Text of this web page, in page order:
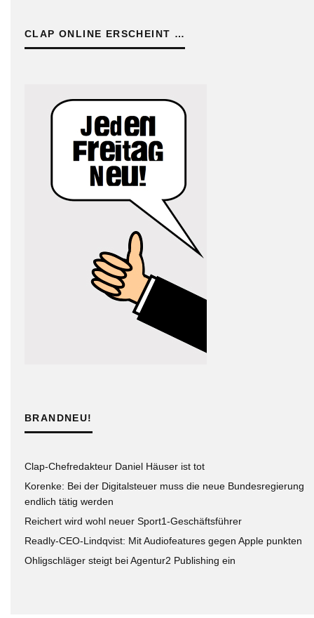
CLAP ONLINE ERSCHEINT …
BRANDNEU!
Clap-Chefredakteur Daniel Häuser ist tot
Korenke: Bei der Digitalsteuer muss die neue Bundesregierung
endlich tätig werden
Reichert wird wohl neuer Sport1-Geschäftsführer
Readly-CEO-Lindqvist: Mit Audiofeatures gegen Apple punkten
Ohligschläger steigt bei Agentur2 Publishing ein